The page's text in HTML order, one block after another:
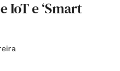
IoT e ‘Smart